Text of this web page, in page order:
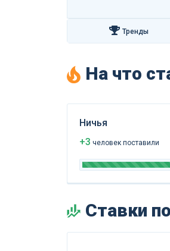
Тренды
На что
Ничья
+3 человек поставили
Ставки